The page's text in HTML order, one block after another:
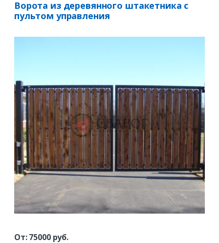
Ворота из деревянного штакетника с
пультом управления
От:75000руб.